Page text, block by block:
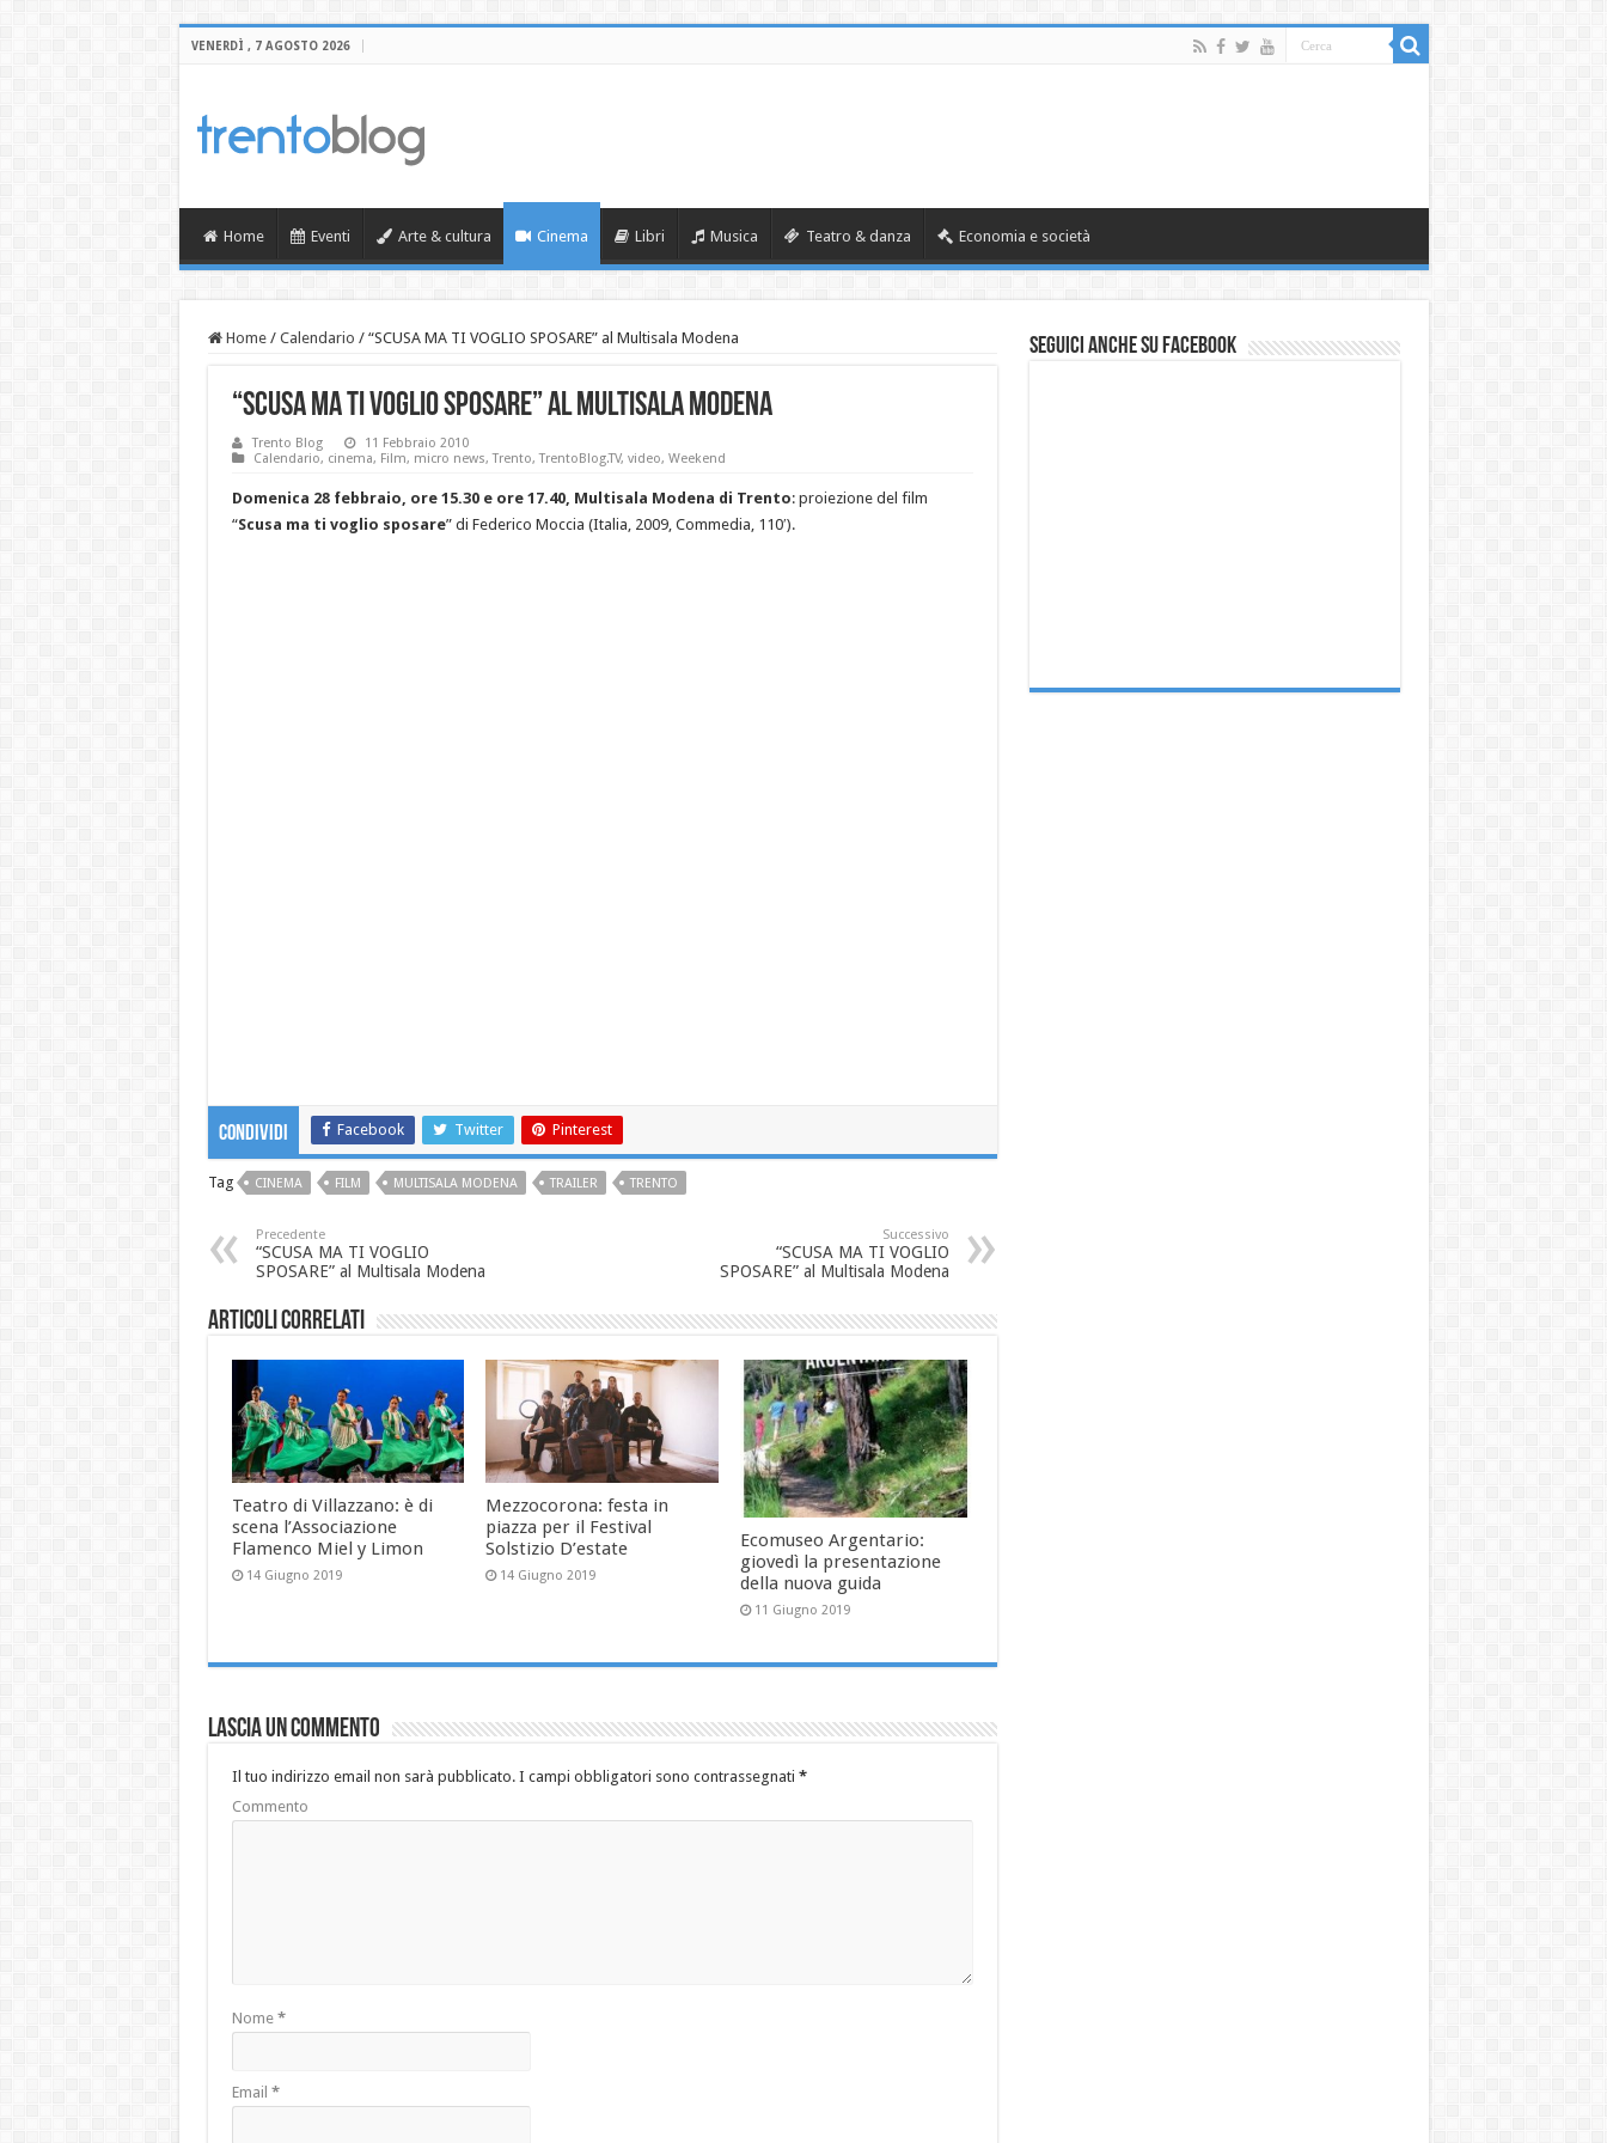
VENERDÌ , 7 AGOSTO 2026
Home Eventi Arte & cultura Cinema Libri Musica Teatro & danza Economia e società
Home / Calendario / “SCUSA MA TI VOGLIO SPOSARE” al Multisala Modena
“SCUSA MA TI VOGLIO SPOSARE” al Multisala Modena
Trento Blog
11 Febbraio 2010
Calendario, cinema, Film, micro news,Trento,TrentoBlog.TV, video, Weekend
Domenica 28 febbraio, ore 15.30 e ore 17.40, Multisala Modena di Trento: proiezione del film
“Scusa ma ti voglio sposare” di Federico Moccia (Italia, 2009, Commedia, 110′).
Condividi Facebook Twitter Pinterest
Tag CINEMA FILM MULTISALA MODENA TRAILER TRENTO
Precedente
“SCUSA MA TI VOGLIO
SPOSARE” al Multisala Modena
Successivo
“SCUSA MA TI VOGLIO
SPOSARE” al Multisala Modena
Articoli correlati
Teatro di Villazzano: è di
scena l’Associazione
Flamenco Miel y Limon
14 Giugno 2019
Mezzocorona: festa in
piazza per il Festival
Solstizio D’estate
14 Giugno 2019
Ecomuseo Argentario:
giovedì la presentazione
della nuova guida
11 Giugno 2019
Lascia un commento
Il tuo indirizzo email non sarà pubblicato.I campi obbligatori sono contrassegnati *
Commento
Nome *
Email *
Seguici anche su Facebook